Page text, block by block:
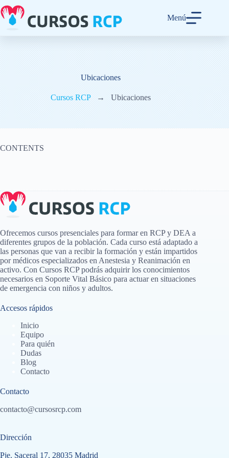
Menú
Ubicaciones
Cursos RCP→Ubicaciones
CONTENTS
Ofrecemos cursos presenciales para formar en RCP y DEA a
diferentes grupos de la población. Cada curso está adaptado a
las personas que van a recibir la formación y están impartidos
por médicos especializados en Anestesia y Reanimación en
activo. Con Cursos RCP podrás adquirir los conocimientos
necesarios en Soporte Vital Básico para actuar en situaciones
de emergencia con niños y adultos.
Accesos rápidos
Inicio
Equipo
Para quién
Dudas
Blog
Contacto
Contacto
contacto@cursosrcp.com
Dirección
Pje. Saceral 17, 28035 Madrid